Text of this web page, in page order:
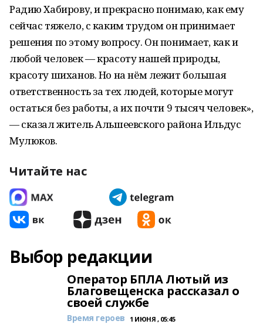
Радию Хабирову, и прекрасно понимаю, как ему
сейчас тяжело, с каким трудом он принимает
решения по этому вопросу. Он понимает, как и
любой человек — красоту нашей природы,
красоту шиханов. Но на нём лежит большая
ответственность за тех людей, которые могут
остаться без работы, а их почти 9 тысяч человек»,
— сказал житель Альшеевского района Ильдус
Мулюков.
Читайте нас
Выбор редакции
Оператор БПЛА Лютый из
Благовещенска рассказал о
своей службе
Время героев 1 ИЮНЯ , 05:45